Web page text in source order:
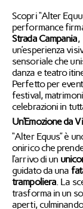
Scopri “Alter
performance
Strada Campania,
un’esperienza
sensoriale che
danza e teatro
Perfetto per
festival,
celebrazioni in
Un’Emozione da
“Alter Equus” è
onirico che
l’arrivo di un
guidato da una
trampoliera. La
trasforma in un
aperti,